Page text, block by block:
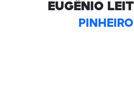
EUGÊNIO